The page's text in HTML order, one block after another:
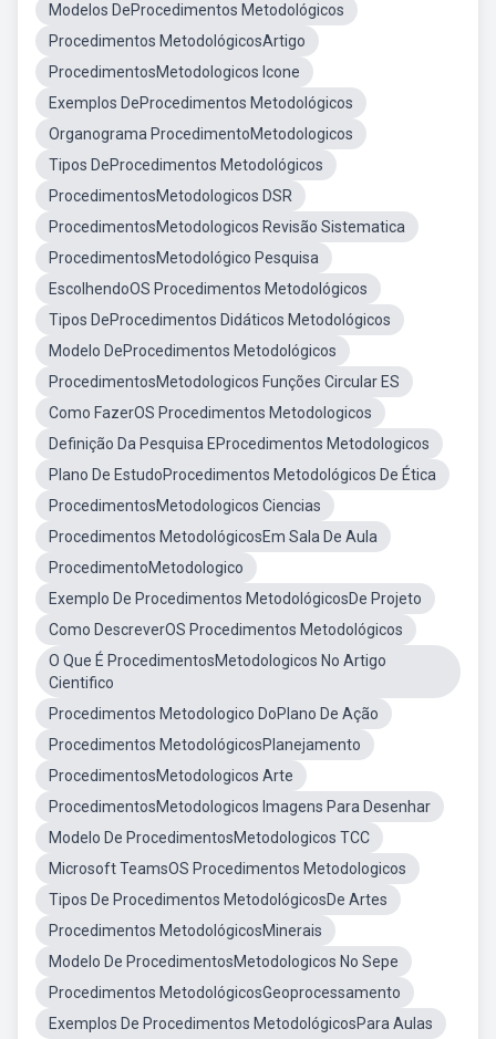
Modelos DeProcedimentos Metodológicos
Procedimentos MetodológicosArtigo
ProcedimentosMetodologicos Icone
Exemplos DeProcedimentos Metodológicos
Organograma ProcedimentoMetodologicos
Tipos DeProcedimentos Metodológicos
ProcedimentosMetodologicos DSR
ProcedimentosMetodologicos Revisão Sistematica
ProcedimentosMetodológico Pesquisa
EscolhendoOS Procedimentos Metodológicos
Tipos DeProcedimentos Didáticos Metodológicos
Modelo DeProcedimentos Metodológicos
ProcedimentosMetodologicos Funções Circular ES
Como FazerOS Procedimentos Metodologicos
Definição Da Pesquisa EProcedimentos Metodologicos
Plano De EstudoProcedimentos Metodológicos De Ética
ProcedimentosMetodologicos Ciencias
Procedimentos MetodológicosEm Sala De Aula
ProcedimentoMetodologico
Exemplo De Procedimentos MetodológicosDe Projeto
Como DescreverOS Procedimentos Metodológicos
O Que É ProcedimentosMetodologicos No Artigo
Cientifico
Procedimentos Metodologico DoPlano De Ação
Procedimentos MetodológicosPlanejamento
ProcedimentosMetodologicos Arte
ProcedimentosMetodologicos Imagens Para Desenhar
Modelo De ProcedimentosMetodologicos TCC
Microsoft TeamsOS Procedimentos Metodologicos
Tipos De Procedimentos MetodológicosDe Artes
Procedimentos MetodológicosMinerais
Modelo De ProcedimentosMetodologicos No Sepe
Procedimentos MetodológicosGeoprocessamento
Exemplos De Procedimentos MetodológicosPara Aulas